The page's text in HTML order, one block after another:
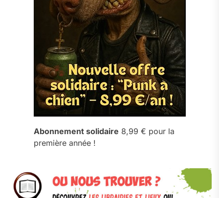
Abonnement solidaire 8,99 € pour la
première année !